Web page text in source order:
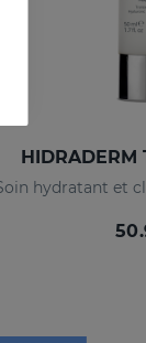
HIDRADERM